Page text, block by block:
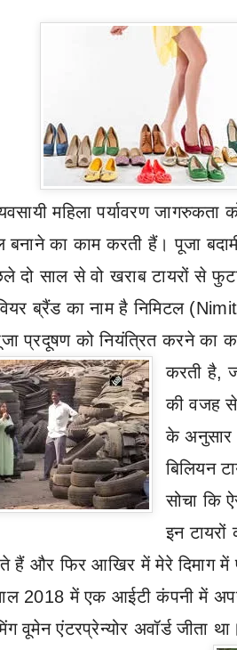
महिला पर्यावरण जागरुकता
बनाने का काम करती हैं।पूजा
दो साल से वो खराब टायरों से
ब्रैंड का नाम है निमिटल (
प्रदूषण को नियंत्रित करने का
करती है,
की वजह से
के अनुसार
बिलियन
सोचा कि
इन
हैं और फिर आखिर में मेरे दिमाग में
2018 में एक आईटी कंपनी में
वूमेन एंटरप्रेन्योर अवॉर्ड जीता